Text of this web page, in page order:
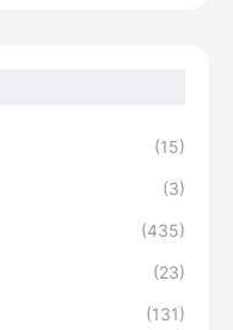
(15)
(3)
(435)
(23)
(131)